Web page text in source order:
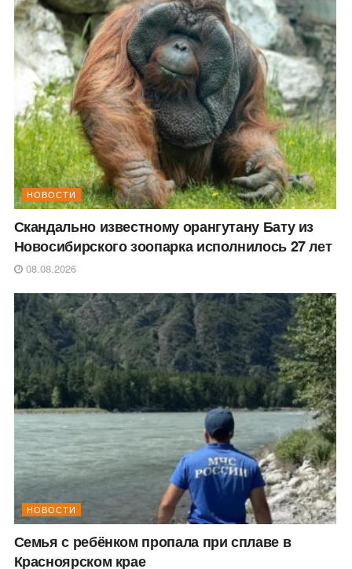
НОВОСТИ
Скандально известному орангутану Бату из
Новосибирского зоопарка исполнилось 27 лет
08.08.2026
НОВОСТИ
Семья с ребёнком пропала при сплаве в
Красноярском крае